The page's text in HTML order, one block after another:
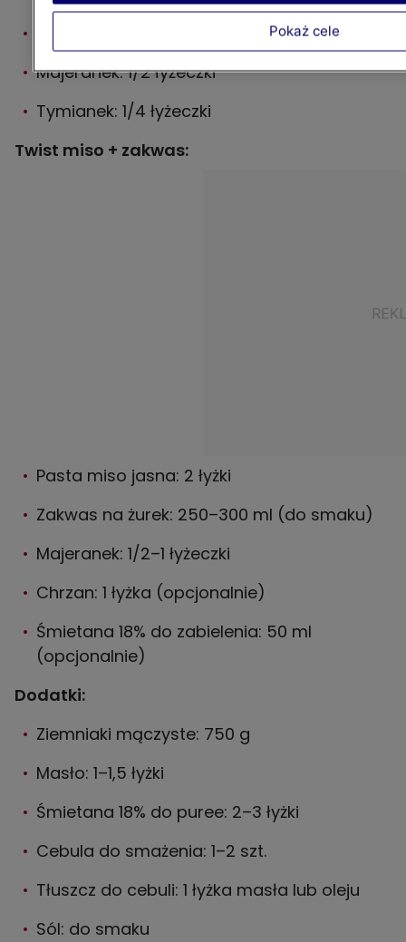
Majeranek: 1/2 łyżeczki
Tymianek: 1/4 łyżeczki
Twist miso + zakwas:
Pasta miso jasna: 2 łyżki
Zakwas na żurek: 250–300 ml (do smaku)
Majeranek: 1/2–1 łyżeczki
Chrzan: 1 łyżka (opcjonalnie)
Śmietana 18% do zabielenia: 50 ml
(opcjonalnie)
Dodatki:
Ziemniaki mączyste: 750 g
Masło: 1–1,5 łyżki
Śmietana 18% do puree: 2–3 łyżki
Cebula do smażenia: 1–2 szt.
Tłuszcz do cebuli: 1 łyżka masła lub oleju
Sól: do smaku
Pokaż cele